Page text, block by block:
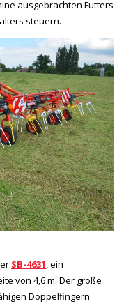
ausgebrachten Futters
steuern.
SB-4631, ein
von 4,6 m. Der große
Doppelfingern.